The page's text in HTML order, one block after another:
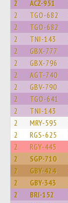
2 ACZ-951
2 TGO-682
2 TGO-682
2 TNI-143
2 GBX-777
2 GBX-796
2 AGT-740
2 GBV-790
2 TGO-641
2 TNI-143
2 MRY-595
2 RGS-625
2 RGY-445
2 SGP-710
2 GBY-424
2 GBY-343
2 BRI-152